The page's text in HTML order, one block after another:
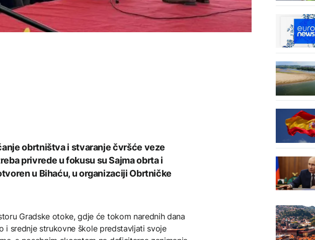
obrtništva i stvaranje čvršće veze
privrede u fokusu su Sajma obrta i
u Bihaću, u organizaciji Obrtničke
Gradske otoke, gdje će tokom narednih dana
i srednje strukovne škole predstavljati svoje